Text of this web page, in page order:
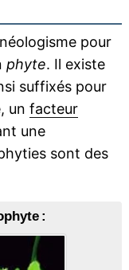
pour
phyte. Il existe
suffixés pour
un facteur
une
sont des
: